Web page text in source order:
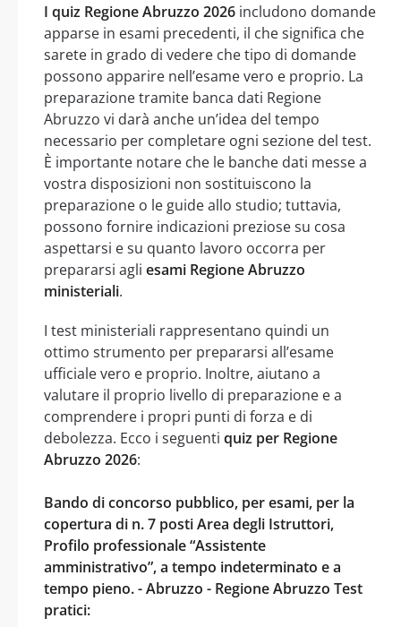
I quiz Regione Abruzzo 2026 includono domande
apparse in esami precedenti, il che significa che
sarete in grado di vedere che tipo di domande
possono apparire nell’esame vero e proprio. La
preparazione tramite banca dati Regione
Abruzzo vi darà anche un’idea del tempo
necessario per completare ogni sezione del test.
È importante notare che le banche dati messe a
vostra disposizioni non sostituiscono la
preparazione o le guide allo studio; tuttavia,
possono fornire indicazioni preziose su cosa
aspettarsi e su quanto lavoro occorra per
prepararsi agli esami Regione Abruzzo
ministeriali.
I test ministeriali rappresentano quindi un
ottimo strumento per prepararsi all’esame
ufficiale vero e proprio. Inoltre, aiutano a
valutare il proprio livello di preparazione e a
comprendere i propri punti di forza e di
debolezza. Ecco i seguenti quiz per Regione
Abruzzo 2026:
Bando di concorso pubblico, per esami, per la
copertura di n. 7 posti Area degli Istruttori,
Profilo professionale “Assistente
amministrativo”, a tempo indeterminato e a
tempo pieno. - Abruzzo - Regione Abruzzo Test
pratici: